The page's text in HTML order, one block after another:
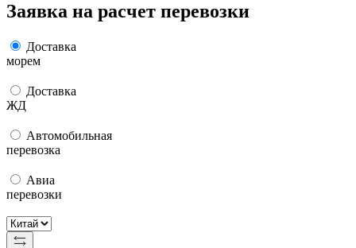
Заявка на расчет перевозки
Доставка
морем
Доставка
ЖД
Автомобильная
перевозка
Авиа
перевозки